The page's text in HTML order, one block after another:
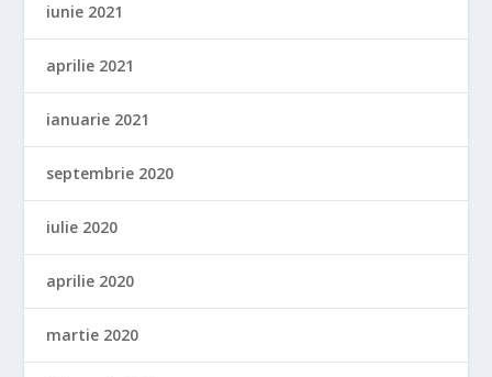
iunie 2021
aprilie 2021
ianuarie 2021
septembrie 2020
iulie 2020
aprilie 2020
martie 2020